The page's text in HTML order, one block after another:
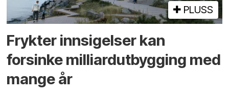
PLUSS
Frykter innsigelser kan
forsinke milliard­utbygging med
mange år